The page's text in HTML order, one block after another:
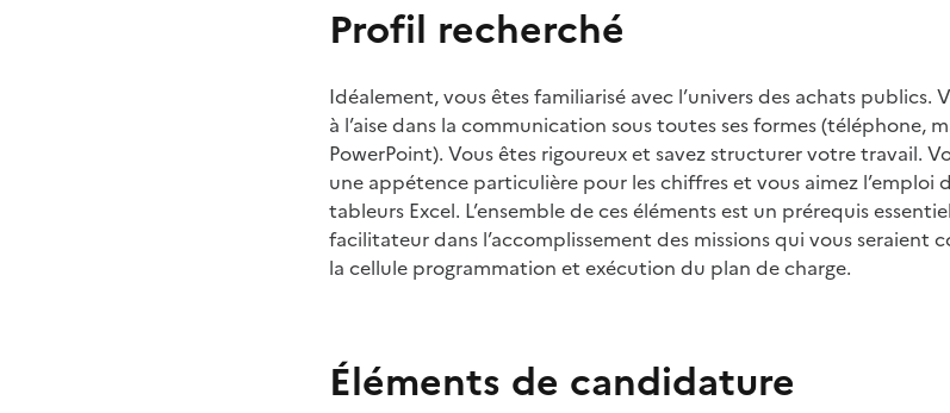
Profil recherché
Idéalement, vous êtes familiarisé avec l’univers des achats publics.
à l’aise dans la communication sous toutes ses formes (téléphone,
PowerPoint). Vous êtes rigoureux et savez structurer votre travail.
une appétence particulière pour les chiffres et vous aimez l’emploi
tableurs Excel. L’ensemble de ces éléments est un prérequis
facilitateur dans l’accomplissement des missions qui vous seraient
la cellule programmation et exécution du plan de charge.
Éléments de candidature